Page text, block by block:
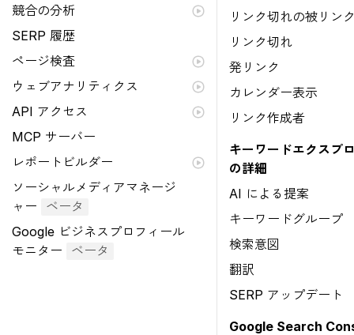
競合の分析
SERP 履歴
ページ検査
ウェブアナリティクス
API アクセス
MCP サーバー
レポートビルダー
ソーシャルメディアマネージ
ャー
ベータ
Google ビジネスプロフィール
モニター
ベータ
リンク切れの被リン
リンク切れ
発リンク
カレンダー表示
リンク作成者
キーワードエクスプ
の詳細
AI による提案
キーワードグループ
検索意図
翻訳
SERP アップデート
Google Search